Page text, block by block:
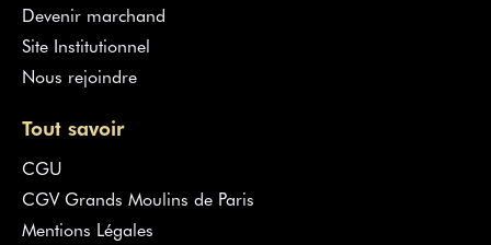
Devenir marchand
Site Institutionnel
Nous rejoindre
Tout savoir
CGU
CGV Grands Moulins de Paris
Mentions Légales